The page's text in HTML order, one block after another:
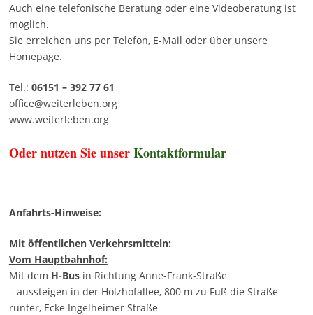
Auch eine telefonische Beratung oder eine Videoberatung ist
möglich.
Sie erreichen uns per Telefon, E-Mail oder über unsere
Homepage.
Tel.: 06151 – 392 77 61
office@weiterleben.org
www.weiterleben.org
Oder nutzen Sie unser Kontaktformular
Anfahrts-Hinweise:
Mit öffentlichen Verkehrsmitteln:
Vom Hauptbahnhof:
Mit dem H-Busin Richtung Anne-Frank-Straße
– aussteigen in der Holzhofallee, 800 m zu Fuß die Straße
runter, Ecke Ingelheimer Straße